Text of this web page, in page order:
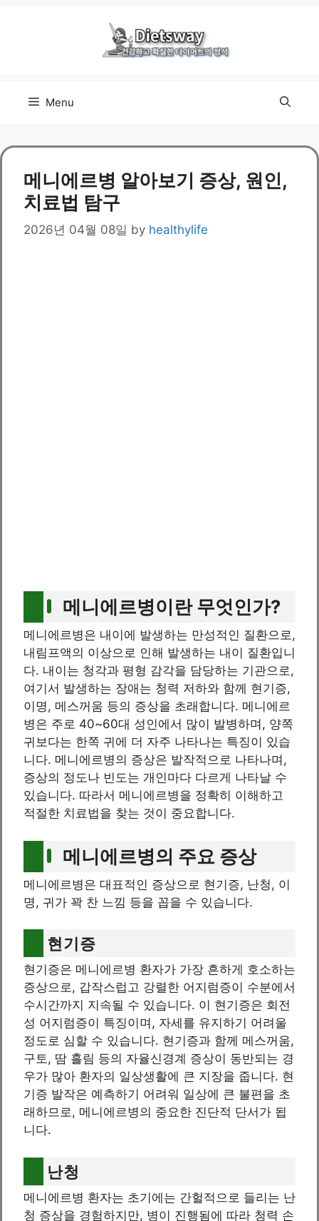
Menu
메니에르병 알아보기 증상, 원인,
치료법 탐구
2026년 04월 08일 by healthylife
메니에르병이란 무엇인가?
메니에르병은 내이에 발생하는 만성적인 질환으로,
내림프액의 이상으로 인해 발생하는 내이 질환입니
다. 내이는 청각과 평형 감각을 담당하는 기관으로,
여기서 발생하는 장애는 청력 저하와 함께 현기증,
이명, 메스꺼움 등의 증상을 초래합니다. 메니에르
병은 주로 40~60대 성인에서 많이 발병하며, 양쪽
귀보다는 한쪽 귀에 더 자주 나타나는 특징이 있습
니다. 메니에르병의 증상은 발작적으로 나타나며,
증상의 정도나 빈도는 개인마다 다르게 나타날 수
있습니다. 따라서 메니에르병을 정확히 이해하고
적절한 치료법을 찾는 것이 중요합니다.
메니에르병의 주요 증상
메니에르병은 대표적인 증상으로 현기증, 난청, 이
명, 귀가 꽉 찬 느낌 등을 꼽을 수 있습니다.
현기증
현기증은 메니에르병 환자가 가장 흔하게 호소하는
증상으로, 갑작스럽고 강렬한 어지럼증이 수분에서
수시간까지 지속될 수 있습니다. 이 현기증은 회전
성 어지럼증이 특징이며, 자세를 유지하기 어려울
정도로 심할 수 있습니다. 현기증과 함께 메스꺼움,
구토, 땀 흘림 등의 자율신경계 증상이 동반되는 경
우가 많아 환자의 일상생활에 큰 지장을 줍니다. 현
기증 발작은 예측하기 어려워 일상에 큰 불편을 초
래하므로, 메니에르병의 중요한 진단적 단서가 됩
니다.
난청
메니에르병 환자는 초기에는 간헐적으로 들리는 난
청 증상을 경험하지만, 병이 진행됨에 따라 청력 손